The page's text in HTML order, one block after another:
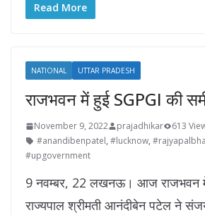
Read More
NATIONAL UTTAR PRADESH
राजभवन में हुई SGPGI की
November 9, 2022 prajadhikar 613
#anandibenpatel, #lucknow,
#upgovernment
9 नवम्बर, 22 लखनऊ। आज राजभवन
राज्यपाल श्रीमती आनंदीबेन पटेल ने